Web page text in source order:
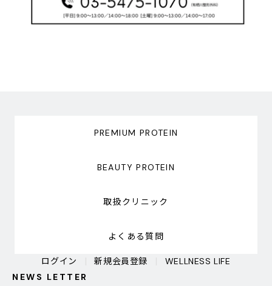
NEWS LETTER
ログイン 新規会員登録 WELLNESS LIFE
PREMIUM PROTEIN
BEAUTY PROTEIN
取扱クリニック
よくある質問